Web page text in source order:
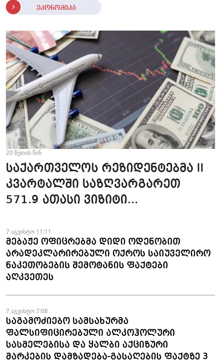
ეკონომიკა
20 წუთის წინ
საქართველოს რეზიდენტებმა II
კვარტალში საზღვარგარეთ
571.9 ათასი ვიზიტი
7 აგვისტო 11:11
მებაჟე ოფიცრებმა დიდი ოდენობით
არადეკლარირებული ოქროს საიუველირო
ნაკეთობების შემოტანის ფაქტები
აღკვეთეს
7 აგვისტო 7:08
საგამოძიებო სამსახურმა
ფალსიფიცირებული ალკოჰოლური
სასმელებისა და ყალბი აქციზური
მარკების დამზადება-გასაღების ფაქტზე 3